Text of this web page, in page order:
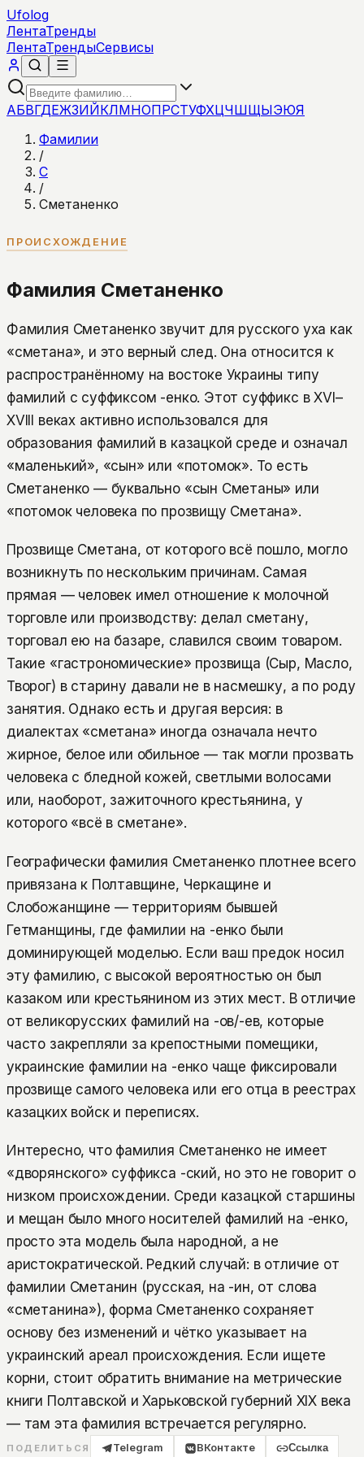
Ufolog
ЛентаТренды
ЛентаТрендыСервисы
АБВГДЕЖЗИЙКЛМНОПРСТУФХЦЧШЩЫЭЮЯ
Фамилии
/
С
/
Сметаненко
ПРОИСХОЖДЕНИЕ
Фамилия Сметаненко
Фамилия Сметаненко звучит для русского уха как
«сметана», и это верный след. Она относится к
распространённому на востоке Украины типу
фамилий с суффиксом -енко. Этот суффикс в XVI–
XVIII веках активно использовался для
образования фамилий в казацкой среде и означал
«маленький», «сын» или «потомок». То есть
Сметаненко — буквально «сын Сметаны» или
«потомок человека по прозвищу Сметана».
Прозвище Сметана, от которого всё пошло, могло
возникнуть по нескольким причинам. Самая
прямая — человек имел отношение к молочной
торговле или производству: делал сметану,
торговал ею на базаре, славился своим товаром.
Такие «гастрономические» прозвища (Сыр, Масло,
Творог) в старину давали не в насмешку, а по роду
занятия. Однако есть и другая версия: в
диалектах «сметана» иногда означала нечто
жирное, белое или обильное — так могли прозвать
человека с бледной кожей, светлыми волосами
или, наоборот, зажиточного крестьянина, у
которого «всё в сметане».
Географически фамилия Сметаненко плотнее всего
привязана к Полтавщине, Черкащине и
Слобожанщине — территориям бывшей
Гетманщины, где фамилии на -енко были
доминирующей моделью. Если ваш предок носил
эту фамилию, с высокой вероятностью он был
казаком или крестьянином из этих мест. В отличие
от великорусских фамилий на -ов/-ев, которые
часто закрепляли за крепостными помещики,
украинские фамилии на -енко чаще фиксировали
прозвище самого человека или его отца в реестрах
казацких войск и переписях.
Интересно, что фамилия Сметаненко не имеет
«дворянского» суффикса -ский, но это не говорит о
низком происхождении. Среди казацкой старшины
и мещан было много носителей фамилий на -енко,
просто эта модель была народной, а не
аристократической. Редкий случай: в отличие от
фамилии Сметанин (русская, на -ин, от слова
«сметанина»), форма Сметаненко сохраняет
основу без изменений и чётко указывает на
украинский ареал происхождения. Если ищете
корни, стоит обратить внимание на метрические
книги Полтавской и Харьковской губерний XIX века
— там эта фамилия встречается регулярно.
ПОДЕЛИТЬСЯ Telegram ВКонтакте Ссылка